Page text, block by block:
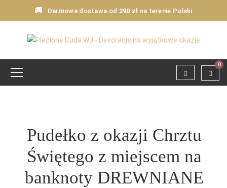
🚚 Darmowa dostawa od 290 zł na terenie Polski
0
Pudełko z okazji Chrztu
Świętego z miejscem na
banknoty DREWNIANE